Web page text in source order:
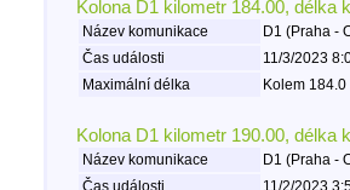
Kolona D1 kilometr 184.00, délka
Název komunikace
D1 (Praha -
Čas události
11/3/2023
Maximální délka
Kolem
Kolona D1 kilometr 190.00, délka
Název komunikace
D1 (Praha -